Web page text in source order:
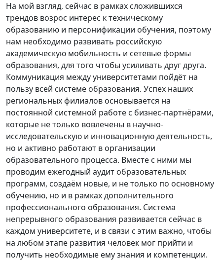
На мой взгляд, сейчас в рамках сложившихся
трендов возрос интерес к техническому
образованию и персонификации обучения, поэтому
нам необходимо развивать российскую
академическую мобильность и сетевые формы
образования, для того чтобы усиливать друг друга.
Коммуникация между университетами пойдёт на
пользу всей системе образования. Успех наших
региональных филиалов основывается на
постоянной системной работе с бизнес-партнёрами,
которые не только вовлечены в научно-
исследовательскую и инновационную деятельность,
но и активно работают в организации
образовательного процесса. Вместе с ними мы
проводим ежегодный аудит образовательных
программ, создаём новые, и не только по основному
обучению, но и в рамках дополнительного
профессионального образования. Система
непрерывного образования развивается сейчас в
каждом университете, и в связи с этим важно, чтобы
на любом этапе развития человек мог прийти и
получить необходимые ему знания и компетенции.